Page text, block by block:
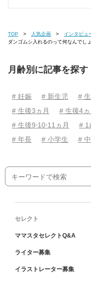
TOP 人気企画 インタビュ
ダンゴムシ入れるのって何なんでし
月齢別に記事を探す
# 妊娠 # 新生児 #
# 生後3ヵ月
# 生後4ヵ
# 生後9⋅10⋅11ヵ月
# 1
# 年長
# 小学生 #
セレクト
ママスタセレクトQ&A
ライター募集
イラストレーター募集